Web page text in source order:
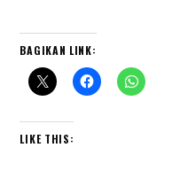
BAGIKAN LINK:
LIKE THIS: